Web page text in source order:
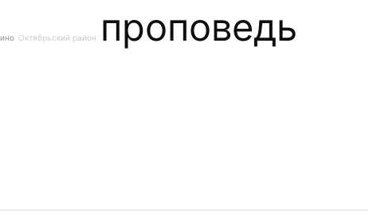
Октябрьский район проповедь